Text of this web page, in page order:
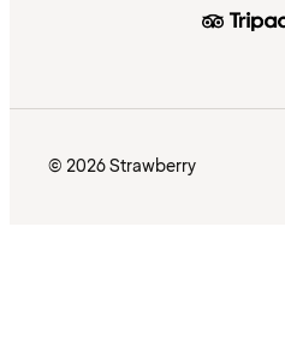
© 2026 Strawberry